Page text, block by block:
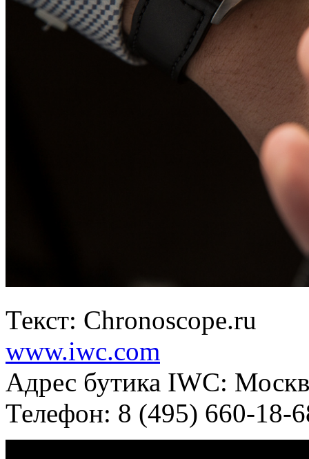
Текст: Chronoscope.ru
www.iwc.com
Адрес бутика IWC:
Телефон: 8 (495) 660-18-